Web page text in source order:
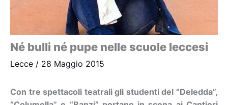
Né bulli né pupe nelle scuole leccesi
Lecce / 28 Maggio 2015
Con tre spettacoli teatrali gli studenti del “Deledda”,